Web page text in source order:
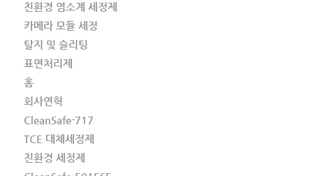
친환경 염소계 세정제
카메라 모듈 세정
탈지 및 슬리팅
표면처리제
홈
회사연혁
CleanSafe-717
TCE 대체세정제
친환경 세정제